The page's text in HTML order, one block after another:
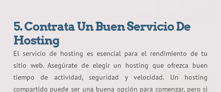
5. Contrata Un Buen Servicio De
Hosting
El servicio de hosting es esencial para el rendimiento de tu
sitio web. Asegúrate de elegir un hosting que ofrezca buen
tiempo de actividad, seguridad y velocidad. Un hosting
compartido puede ser una buena opción para comenzar, pero si